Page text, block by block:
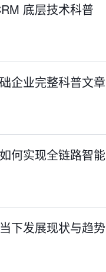
底层技术科普
企业完整科普文章
何实现全链路智能
下发展现状与趋势